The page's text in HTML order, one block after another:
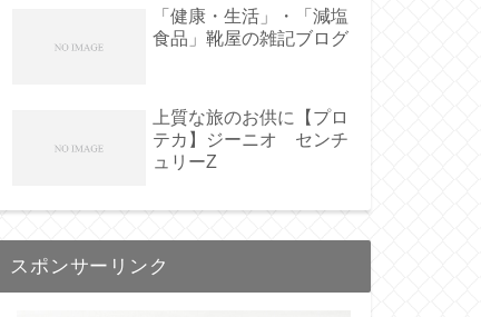
「健康・生活」・「減塩
食品」靴屋の雑記ブログ
上質な旅のお供に【プロ
テカ】ジーニオ センチ
ュリーZ
スポンサーリンク